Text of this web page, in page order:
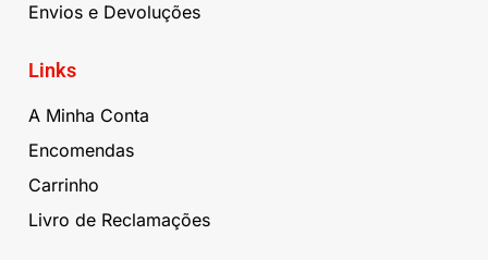
Envios e Devoluções
Links
A Minha Conta
Encomendas
Carrinho
Livro de Reclamações